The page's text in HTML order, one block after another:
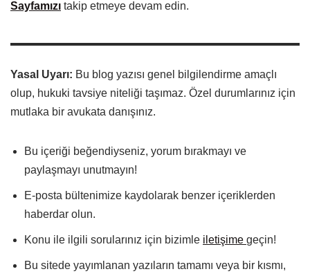
Sayfamızı takip etmeye devam edin.
Yasal Uyarı: Bu blog yazısı genel bilgilendirme amaçlı
olup, hukuki tavsiye niteliği taşımaz. Özel durumlarınız için
mutlaka bir avukata danışınız.
Bu içeriği beğendiyseniz, yorum bırakmayı ve
paylaşmayı unutmayın!
E-posta bültenimize kaydolarak benzer içeriklerden
haberdar olun.
Konu ile ilgili sorularınız için bizimle iletişime geçin!
Bu sitede yayımlanan yazıların tamamı veya bir kısmı,